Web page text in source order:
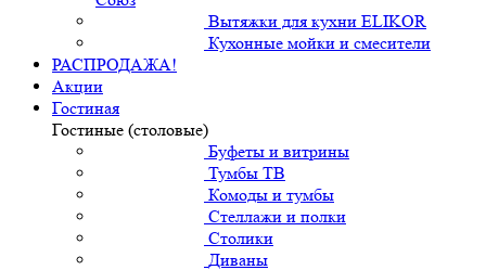
Вытяжки для кухни ELIKOR
Кухонные мойки и смесители
РАСПРОДАЖА!
Акции
Гостиная
Гостиные (столовые)
Буфеты и витрины
Тумбы ТВ
Комоды и тумбы
Стеллажи и полки
Столики
Диваны